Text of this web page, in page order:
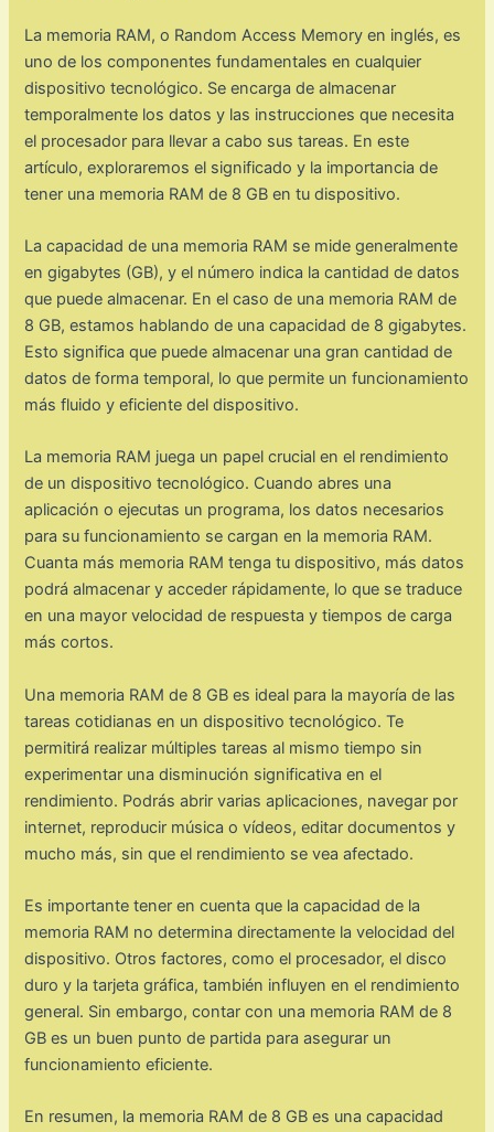
La memoria RAM, o Random Access Memory en inglés, es
uno de los componentes fundamentales en cualquier
dispositivo tecnológico. Se encarga de almacenar
temporalmente los datos y las instrucciones que necesita
el procesador para llevar a cabo sus tareas. En este
artículo, exploraremos el significado y la importancia de
tener una memoria RAM de 8 GB en tu dispositivo.
La capacidad de una memoria RAM se mide generalmente
en gigabytes (GB), y el número indica la cantidad de datos
que puede almacenar. En el caso de una memoria RAM de
8 GB, estamos hablando de una capacidad de 8 gigabytes.
Esto significa que puede almacenar una gran cantidad de
datos de forma temporal, lo que permite un funcionamiento
más fluido y eficiente del dispositivo.
La memoria RAM juega un papel crucial en el rendimiento
de un dispositivo tecnológico. Cuando abres una
aplicación o ejecutas un programa, los datos necesarios
para su funcionamiento se cargan en la memoria RAM.
Cuanta más memoria RAM tenga tu dispositivo, más datos
podrá almacenar y acceder rápidamente, lo que se traduce
en una mayor velocidad de respuesta y tiempos de carga
más cortos.
Una memoria RAM de 8 GB es ideal para la mayoría de las
tareas cotidianas en un dispositivo tecnológico. Te
permitirá realizar múltiples tareas al mismo tiempo sin
experimentar una disminución significativa en el
rendimiento. Podrás abrir varias aplicaciones, navegar por
internet, reproducir música o vídeos, editar documentos y
mucho más, sin que el rendimiento se vea afectado.
Es importante tener en cuenta que la capacidad de la
memoria RAM no determina directamente la velocidad del
dispositivo. Otros factores, como el procesador, el disco
duro y la tarjeta gráfica, también influyen en el rendimiento
general. Sin embargo, contar con una memoria RAM de 8
GB es un buen punto de partida para asegurar un
funcionamiento eficiente.
En resumen, la memoria RAM de 8 GB es una capacidad